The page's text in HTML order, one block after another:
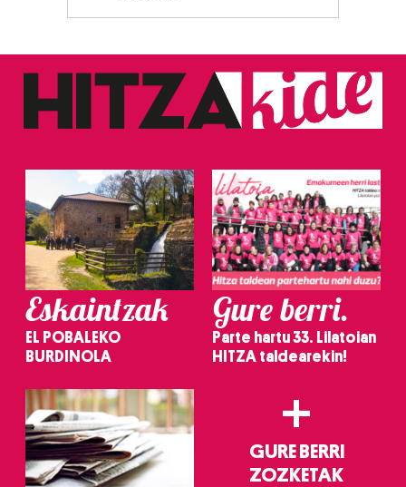
Eskaintzak
EL POBALEKO
BURDINOLA
Gure berri.
Parte hartu 33. Lilatoian
HITZA taldearekin!
+
GURE BERRI
ZOZKETAK